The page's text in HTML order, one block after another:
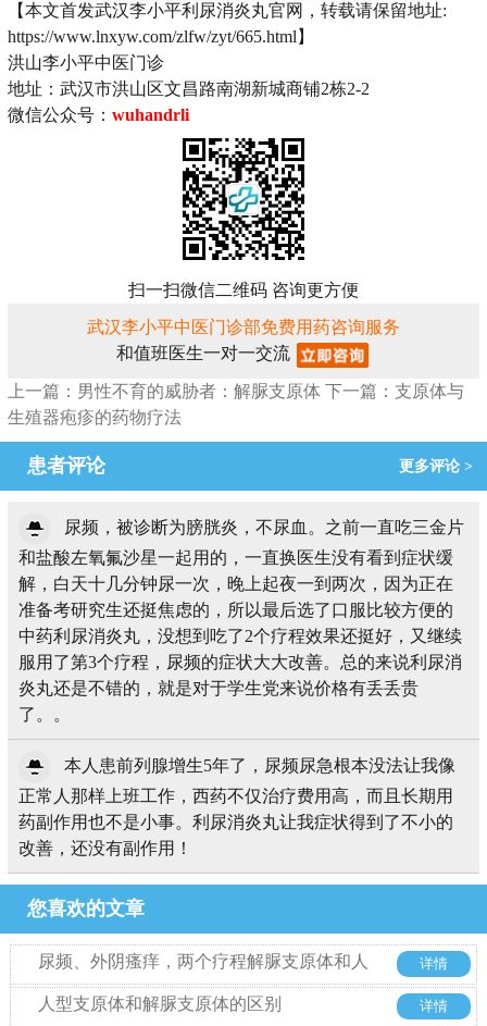
【本文首发武汉李小平利尿消炎丸官网，转载请保留地址:
https://www.lnxyw.com/zlfw/zyt/665.html】
洪山李小平中医门诊
地址：武汉市洪山区文昌路南湖新城商铺2栋2-2
微信公众号： wuhandrli
扫一扫微信二维码 咨询更方便
武汉李小平中医门诊部免费用药咨询服务
和值班医生一对一交流
上一篇：男性不育的威胁者：解脲支原体 下一篇：支原体与
生殖器疱疹的药物疗法
患者评论 更多评论 >
尿频，被诊断为膀胱炎，不尿血。之前一直吃三金片
和盐酸左氧氟沙星一起用的，一直换医生没有看到症状缓
解，白天十几分钟尿一次，晚上起夜一到两次，因为正在
准备考研究生还挺焦虑的，所以最后选了口服比较方便的
中药利尿消炎丸，没想到吃了2个疗程效果还挺好，又继续
服用了第3个疗程，尿频的症状大大改善。总的来说利尿消
炎丸还是不错的，就是对于学生党来说价格有丢丢贵
了。。
本人患前列腺增生5年了，尿频尿急根本没法让我像
正常人那样上班工作，西药不仅治疗费用高，而且长期用
药副作用也不是小事。利尿消炎丸让我症状得到了不小的
改善，还没有副作用！
您喜欢的文章
尿频、外阴瘙痒，两个疗程解脲支原体和人
型支原体转阴
详情
人型支原体和解脲支原体的区别 详情